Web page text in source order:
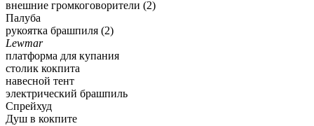
внешние громкоговорители (2)
Палуба
рукоятка брашпиля (2)
Lewmar
платформа для купания
столик кокпита
навесной тент
электрический брашпиль
Спрейхуд
Душ в кокпите